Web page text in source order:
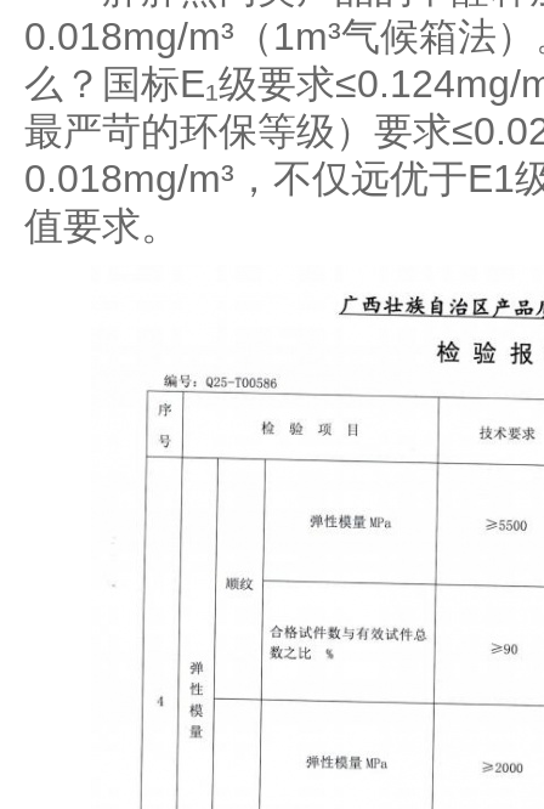
0.018mg/m³（1m³气候箱法
么？国标E₁级要求≤0.124mg/
最严苛的环保等级）要求
0.018mg/m³，不仅远优于E1
值要求。